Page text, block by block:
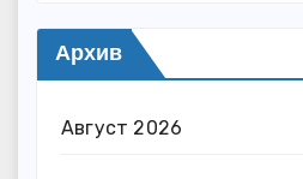
Архив
Август 2026